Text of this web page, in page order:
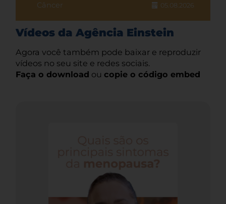
Câncer 05.08.2026
Vídeos da Agência Einstein
Agora você também pode baixar e reproduzir
vídeos no seu site e redes sociais.
Faça o download ou copie o código embed